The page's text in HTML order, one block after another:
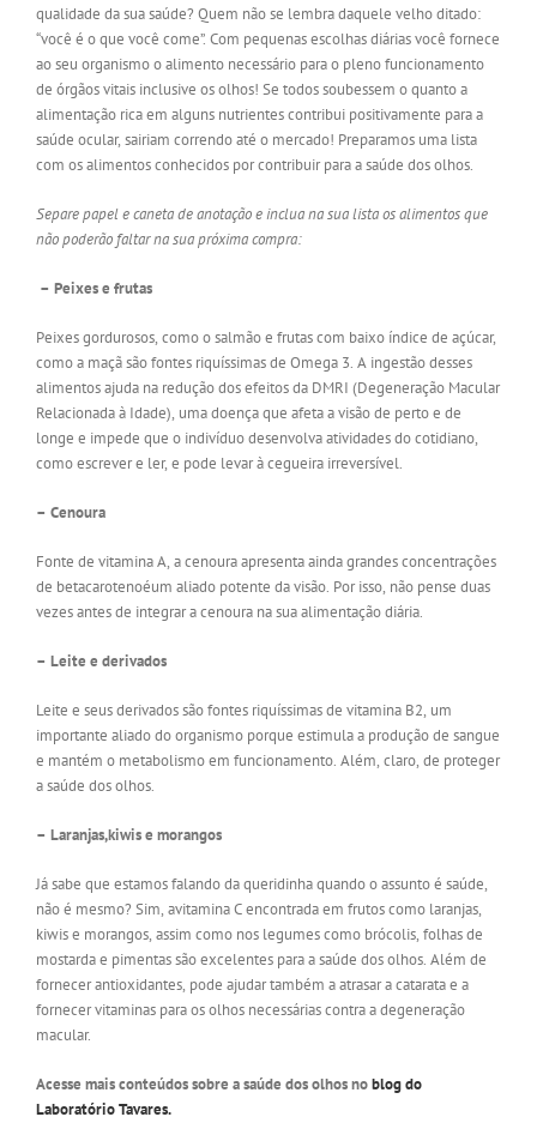
qualidade da sua saúde? Quem não se lembra daquele velho ditado:
“você é o que você come”. Com pequenas escolhas diárias você fornece
ao seu organismo o alimento necessário para o pleno funcionamento
de órgãos vitais inclusive os olhos! Se todos soubessem o quanto a
alimentação rica em alguns nutrientes contribui positivamente para a
saúde ocular, sairiam correndo até o mercado! Preparamos uma lista
com os alimentos conhecidos por contribuir para a saúde dos olhos.
Separe papel e caneta de anotação e inclua na sua lista os alimentos que
não poderão faltar na sua próxima compra:
– Peixes e frutas
Peixes gordurosos, como o salmão e frutas com baixo índice de açúcar,
como a maçã são fontes riquíssimas de Omega 3. A ingestão desses
alimentos ajuda na redução dos efeitos da DMRI (Degeneração Macular
Relacionada à Idade), uma doença que afeta a visão de perto e de
longe e impede que o indivíduo desenvolva atividades do cotidiano,
como escrever e ler, e pode levar à cegueira irreversível.
– Cenoura
Fonte de vitamina A, a cenoura apresenta ainda grandes concentrações
de betacarotenoéum aliado potente da visão. Por isso, não pense duas
vezes antes de integrar a cenoura na sua alimentação diária.
– Leite e derivados
Leite e seus derivados são fontes riquíssimas de vitamina B2, um
importante aliado do organismo porque estimula a produção de sangue
e mantém o metabolismo em funcionamento. Além, claro, de proteger
a saúde dos olhos.
– Laranjas,kiwis e morangos
Já sabe que estamos falando da queridinha quando o assunto é saúde,
não é mesmo? Sim, avitamina C encontrada em frutos como laranjas,
kiwis e morangos, assim como nos legumes como brócolis, folhas de
mostarda e pimentas são excelentes para a saúde dos olhos. Além de
fornecer antioxidantes, pode ajudar também a atrasar a catarata e a
fornecer vitaminas para os olhos necessárias contra a degeneração
macular.
Acesse mais conteúdos sobre a saúde dos olhos noblog do
Laboratório Tavares.